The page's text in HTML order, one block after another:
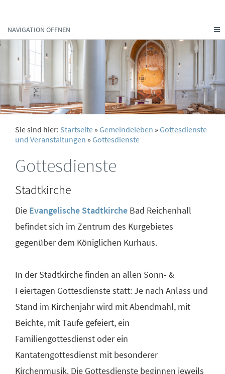
NAVIGATION ÖFFNEN
Sie sind hier: Startseite » Gemeindeleben » Gottesdienste
und Veranstaltungen » Gottesdienste
Gottesdienste
Stadtkirche
Die Evangelische Stadtkirche Bad Reichenhall
befindet sich im Zentrum des Kurgebietes
gegenüber dem Königlichen Kurhaus.
In der Stadtkirche finden an allen Sonn- &
Feiertagen Gottesdienste statt: Je nach Anlass und
Stand im Kirchenjahr wird mit Abendmahl, mit
Beichte, mit Taufe gefeiert, ein
Familiengottesdienst oder ein
Kantatengottesdienst mit besonderer
Kirchenmusik. Die Gottesdienste beginnen jeweils